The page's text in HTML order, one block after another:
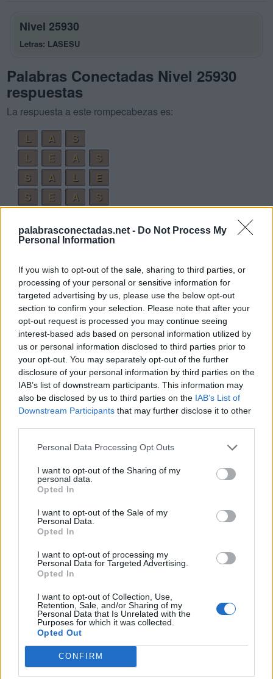
palabrasconectadas.net - Do Not Process My
Personal Information
If you wish to opt-out of the sale, sharing to third parties, or
processing of your personal or sensitive information for
targeted advertising by us, please use the below opt-out
section to confirm your selection. Please note that after your
opt-out request is processed you may continue seeing
interest-based ads based on personal information utilized by
us or personal information disclosed to third parties prior to
your opt-out. You may separately opt-out of the further
disclosure of your personal information by third parties on the
IAB’s list of downstream participants. This information may
also be disclosed by us to third parties on the IAB’s List of
Downstream Participants that may further disclose it to other
Personal Data Processing Opt Outs
I want to opt-out of the Sharing of my
personal data.
Opted In
I want to opt-out of the Sale of my
Personal Data.
Opted In
I want to opt-out of processing my
Personal Data for Targeted Advertising.
Opted In
I want to opt-out of Collection, Use,
Retention, Sale, and/or Sharing of my
Personal Data that Is Unrelated with the
Purposes for which it was collected.
Opted Out
CONFIRM
Nivel 25930
Letras: LASESU
Palabras Conectadas Nivel 25930
respuestas
La respuesta a este rompecabezas es:
L
A
S
L
E A
S
S
A L
E
S
E A
S
S
U E L A
S
L
E
A
S
E
A
S
U
S
L
E
S
S
A
L
S
U L
A
L
U S
A
U
S A
S
U E L
A
S
E
S E
RESPUESTAS
Por favor seleccione los niveles:
Palabras Conectadas Respuesta de nivel 25925